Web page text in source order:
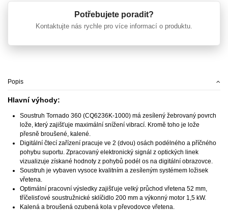
Potřebujete poradit?
Kontaktujte nás rychle pro více informací o produktu.
Popis
Hlavní výhody:
Soustruh Tornado 360 (CQ6236K-1000) má zesílený žebrovaný povrch
lože, který zajišťuje maximální snížení vibrací. Kromě toho je lože
přesně broušené, kalené.
Digitální čtecí zařízení pracuje ve 2 (dvou) osách podélného a příčného
pohybu suportu. Zpracovaný elektronický signál z optických linek
vizualizuje získané hodnoty z pohybů podél os na digitální obrazovce.
Soustruh je vybaven vysoce kvalitním a zesíleným systémem ložisek
vřetena.
Optimální pracovní výsledky zajišťuje velký průchod vřetena 52 mm,
tříčelisťové soustružnické sklíčidlo 200 mm a výkonný motor 1,5 kW.
Kalená a broušená ozubená kola v převodovce vřetena.